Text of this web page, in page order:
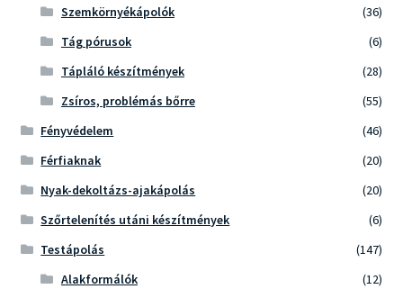
Szemkörnyékápolók
(36)
Tág pórusok
(6)
Tápláló készítmények
(28)
Zsíros, problémás bőrre
(55)
Fényvédelem
(46)
Férfiaknak
(20)
Nyak-dekoltázs-ajakápolás
(20)
Szőrtelenítés utáni készítmények
(6)
Testápolás
(147)
Alakformálók
(12)